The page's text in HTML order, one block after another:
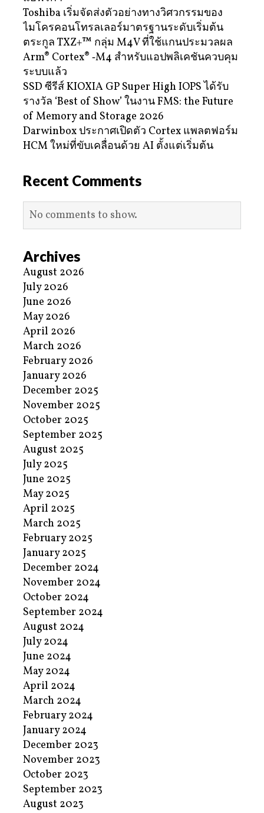
Toshiba เริ่มจัดส่งตัวอย่างทางวิศวกรรมของ
ไมโครคอนโทรลเลอร์มาตรฐานระดับเริ่มต้น
ตระกูล TXZ+™ กลุ่ม M4V ที่ใช้แกนประมวลผล
Arm® Cortex® ‑M4 สำหรับแอปพลิเคชันควบคุม
ระบบแล้ว
SSD ซีรีส์ KIOXIA GP Super High IOPS ได้รับ
รางวัล ‘Best of Show’ ในงาน FMS: the Future
of Memory and Storage 2026
Darwinbox ประกาศเปิดตัว Cortex แพลตฟอร์ม
HCM ใหม่ที่ขับเคลื่อนด้วย AI ตั้งแต่เริ่มต้น
Recent Comments
No comments to show.
Archives
August 2026
July 2026
June 2026
May 2026
April 2026
March 2026
February 2026
January 2026
December 2025
November 2025
October 2025
September 2025
August 2025
July 2025
June 2025
May 2025
April 2025
March 2025
February 2025
January 2025
December 2024
November 2024
October 2024
September 2024
August 2024
July 2024
June 2024
May 2024
April 2024
March 2024
February 2024
January 2024
December 2023
November 2023
October 2023
September 2023
August 2023